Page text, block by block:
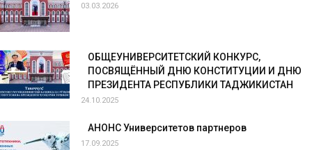
03.03.2026
ОБЩЕУНИВЕРСИТЕТСКИЙ КОНКУРС,
ПОСВЯЩЁННЫЙ ДНЮ КОНСТИТУЦИИ И ДНЮ
ПРЕЗИДЕНТА РЕСПУБЛИКИ ТАДЖИКИСТАН
24.10.2025
АНОНС Университетов партнеров
17.09.2025